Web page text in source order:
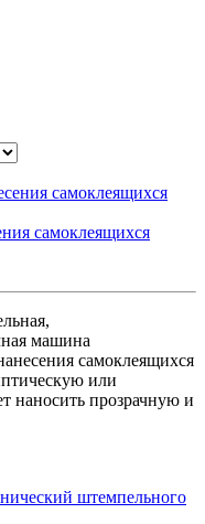
самоклеящихся
машина
самоклеящихся
или
наносить прозрачную и